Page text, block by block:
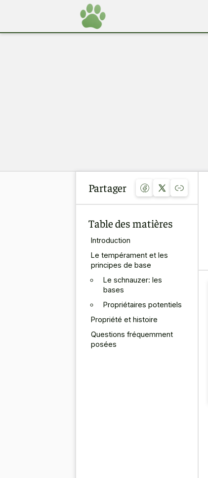
Partager
Table des matières
Introduction
Le tempérament et les
principes de base
Le schnauzer: les
bases
Propriétaires potentiels
Propriété et histoire
Questions fréquemment
posées